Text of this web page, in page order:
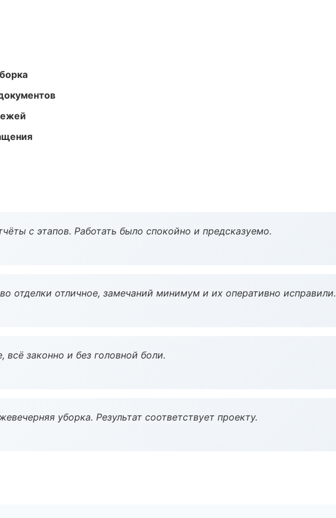
с этапов. Работать было спокойно и предсказуемо.
отделки отличное, замечаний минимум и их оперативно исправили.
всё законно и без головной боли.
уборка. Результат соответствует проекту.